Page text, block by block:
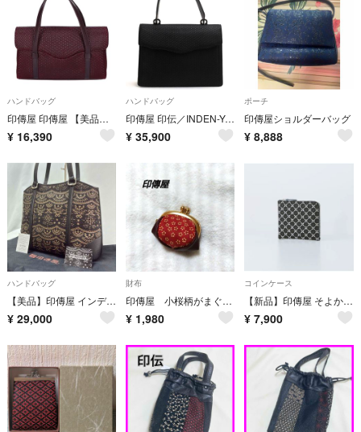
ハンドバッグ
印傳屋 印傳屋 【美品】6404
¥ 16,390
ハンドバッグ
印傳屋 印伝／INDEN-YA バッグ ハンドバッグ 鞄 トートバッグ レディース 女性 女性用 レザー 革 本革 ブラック 黒 6437 37ハンド 漆塗り フォーマルバッグ 冠婚葬祭
¥ 35,900
ポーチ
印傳屋ショルダーバッグ
¥ 8,888
ハンドバッグ
【美品】印傳屋 インデンヤ PRIDEN プライデン 手提げバッグ レース柄
¥ 29,000
財布
印傳屋 小桜柄がまぐちコインケース ミニ小銭入れ パッチワーク 甲州印伝 鹿革
¥ 1,980
コインケース
【新品】印傳屋 そよか 小銭入れ コインケース
¥ 7,900